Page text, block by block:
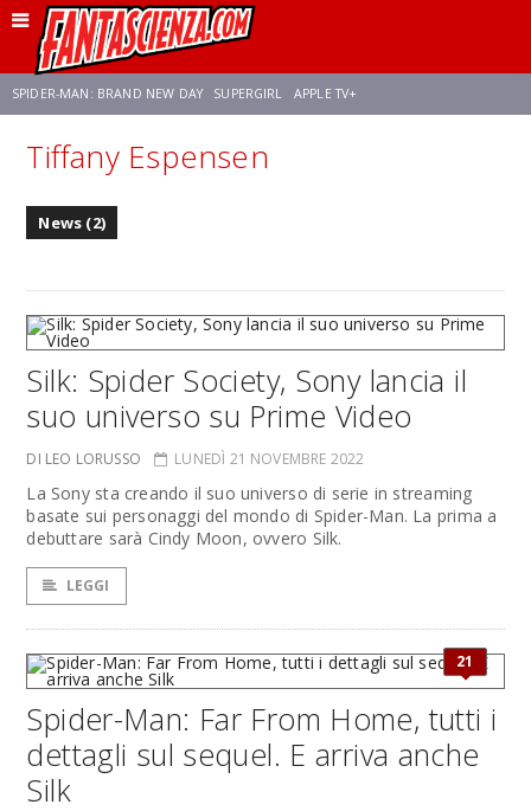
SPIDER-MAN: BRAND NEW DAY SUPERGIRL APPLE TV+
FRANCO RICCIARDIELLO ZENDAYA STAR TREK
Tiffany Espensen
News (2)
Silk: Spider Society, Sony lancia il
suo universo su Prime Video
DI LEO LORUSSO LUNEDÌ 21 NOVEMBRE 2022
La Sony sta creando il suo universo di serie in streaming
basate sui personaggi del mondo di Spider-Man. La prima a
debuttare sarà Cindy Moon, ovvero Silk.
LEGGI
21
Spider-Man: Far From Home, tutti i
dettagli sul sequel. E arriva anche
Silk